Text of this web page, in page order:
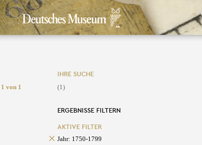
1 von 1
IHRE SUCHE
(1)
ERGEBNISSE FILTERN
AKTIVE FILTER
Jahr: 1750-1799